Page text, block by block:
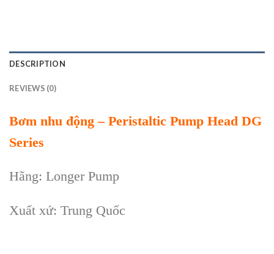
DESCRIPTION
REVIEWS (0)
Bơm nhu động – Peristaltic Pump Head DG
Series
Hãng: Longer Pump
Xuất xứ: Trung Quốc